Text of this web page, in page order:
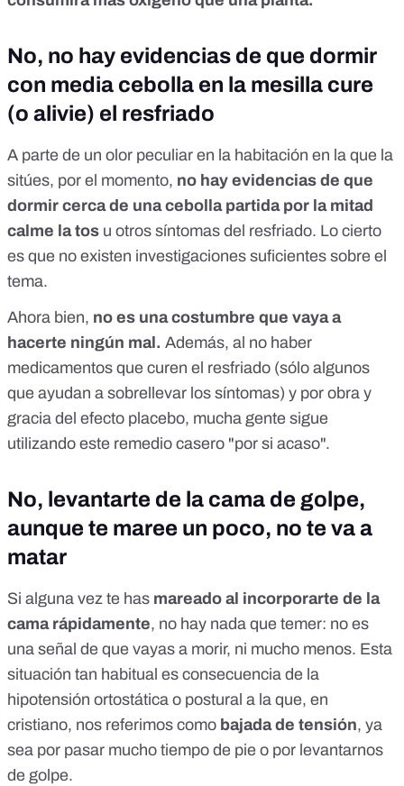
No, no hay evidencias de que dormir
con media cebolla en la mesilla cure
(o alivie) el resfriado
A parte de un olor peculiar en la habitación en la que la
sitúes, por el momento, no hay evidencias de que
dormir cerca de una cebolla partida por la mitad
calme la tos u otros síntomas del resfriado. Lo cierto
es que no existen investigaciones suficientes sobre el
tema.
Ahora bien, no es una costumbre que vaya a
hacerte ningún mal. Además, al no haber
medicamentos que curen el resfriado (sólo algunos
que ayudan a sobrellevar los síntomas) y por obra y
gracia del efecto placebo, mucha gente sigue
utilizando este remedio casero "por si acaso".
No, levantarte de la cama de golpe,
aunque te maree un poco, no te va a
matar
Si alguna vez te has mareado al incorporarte de la
cama rápidamente, no hay nada que temer: no es
una señal de que vayas a morir, ni mucho menos. Esta
situación tan habitual es consecuencia de la
hipotensión ortostática o postural a la que, en
cristiano, nos referimos como bajada de tensión, ya
sea por pasar mucho tiempo de pie o por levantarnos
de golpe.